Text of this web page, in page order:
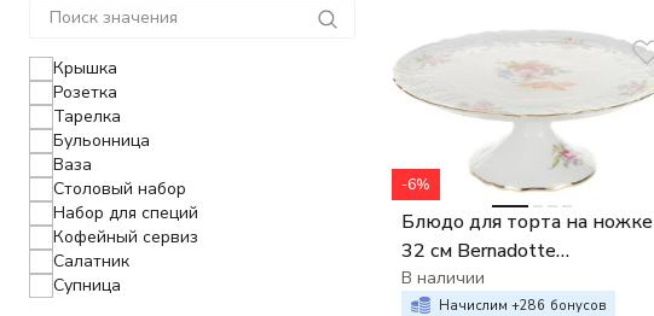
-6%
Блюдо для торта на ножке
32 см Bernadotte
Мейсенский букет
В наличии
Начислим +286 бонусов
Крышка
Розетка
Тарелка
Бульонница
Ваза
Столовый набор
Набор для специй
Кофейный сервиз
Салатник
Супница